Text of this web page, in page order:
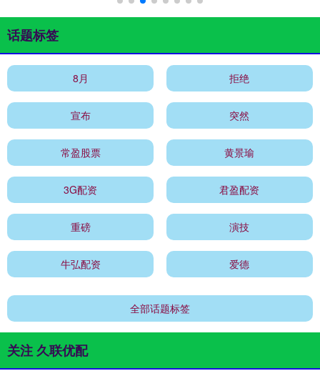
话题标签
8月 拒绝
宣布 突然
常盈股票 黄景瑜
3G配资 君盈配资
重磅 演技
牛弘配资 爱德
全部话题标签
关注 久联优配